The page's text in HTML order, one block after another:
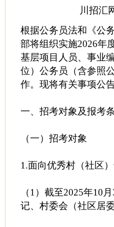
川招汇
根据公务员法和《公
部将组织实施2026年
基层项目人员、事业
位）公务员（含参照
作。现将有关事项公告
一、招考对象及报考
（一）招考对象
1.面向优秀村（社区
（1）截至2025年10
记、村委会（社区居